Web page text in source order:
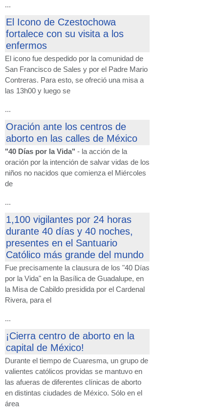
...
El Icono de Czestochowa
fortalece con su visita a los
enfermos
El icono fue despedido por la comunidad de
San Francisco de Sales y por el Padre Mario
Contreras. Para esto, se ofreció una misa a
las 13h00 y luego se
...
Oración ante los centros de
aborto en las calles de México
"40 Días por la Vida" - la acción de la
oración por la intención de salvar vidas de los
niños no nacidos que comienza el Miércoles
de
...
1,100 vigilantes por 24 horas
durante 40 días y 40 noches,
presentes en el Santuario
Católico más grande del mundo
Fue precisamente la clausura de los "40 Días
por la Vida" en la Basílica de Guadalupe, en
la Misa de Cabildo presidida por el Cardenal
Rivera, para el
...
¡Cierra centro de aborto en la
capital de México!
Durante el tiempo de Cuaresma, un grupo de
valientes católicos providas se mantuvo en
las afueras de diferentes clínicas de aborto
en distintas ciudades de México. Sólo en el
área